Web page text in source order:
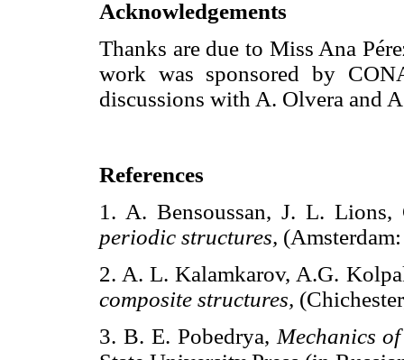
Acknowledgements
Thanks are due to Miss Ana
work was sponsored by
discussions with A. Olvera and
References
1. A. Bensoussan, J. L.
periodic structures,
2. A. L. Kalamkarov, A.G.
composite structures,
3. B. E. Pobedrya, Mechanics